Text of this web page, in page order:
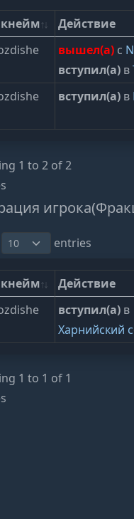
Действие
вышел(а) с
вступил(а) в
вступил(а) в
1 to 2 of 2
entries
Действие
вступил(а) в
Харнийский
1 to 1 of 1